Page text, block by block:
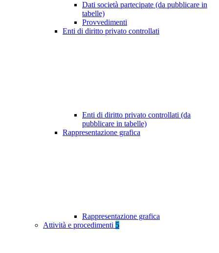
Dati società partecipate (da pubblicare in
tabelle)
Provvedimenti
Enti di diritto privato controllati
Enti di diritto privato controllati (da
pubblicare in tabelle)
Rappresentazione grafica
Rappresentazione grafica
Attività e procedimenti 5